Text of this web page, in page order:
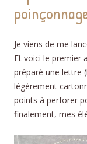
Je viens de me
Et voici le premier
préparé une lettre
légèrement
points à perforer
finalement, mes